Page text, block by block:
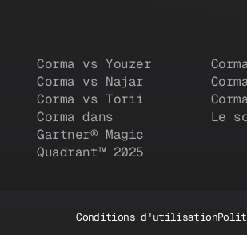
Corma vs Youzer
Corma vs Najar
Corma vs Torii
Corma dans
Gartner® Magic
Quadrant™ 2025
Le
Conditions d'utilisation